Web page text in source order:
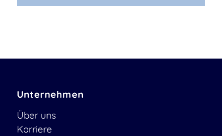
Unternehmen
Über uns
Karriere